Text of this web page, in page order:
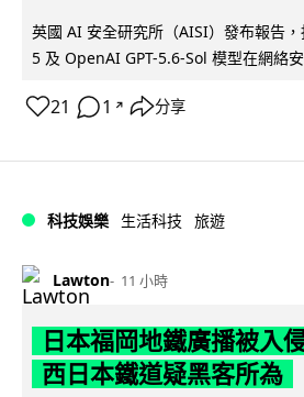
英國 AI 安全研究所（AISI）發布報告
5 及 OpenAI GPT-5.6-Sol 模型在網絡
21 1 ↗ 分享
科技娛樂 生活科技 旅遊
Lawton 11 小時
日本福岡地鐵廣播被入
西日本鐵道疑黑客所為